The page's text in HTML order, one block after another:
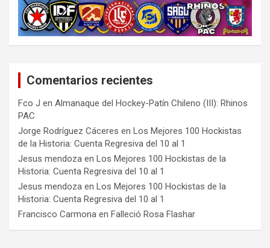
Comentarios recientes
Fco J en Almanaque del Hockey-Patín Chileno (III): Rhinos
PAC
Jorge Rodríguez Cáceres en Los Mejores 100 Hockistas
de la Historia: Cuenta Regresiva del 10 al 1
Jesus mendoza en Los Mejores 100 Hockistas de la
Historia: Cuenta Regresiva del 10 al 1
Jesus mendoza en Los Mejores 100 Hockistas de la
Historia: Cuenta Regresiva del 10 al 1
Francisco Carmona en Falleció Rosa Flashar